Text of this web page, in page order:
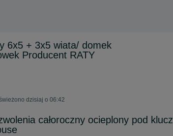
6x5 + 3x5 wiata/ domek
Producent RATY
dzisiaj o 06:42
całoroczny ocieplony pod klucz